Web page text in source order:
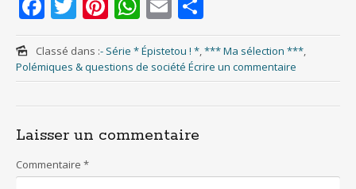
ac
e
b
o
o
k
w
itt
er
nt
er
e
st
h
at
s
A
p
m
ai
l
h
ar
e
Classé dans :- Série * Épistetou ! *,*** Ma sélection ***,
Polémiques & questions de société Écrire un commentaire
Laisser un commentaire
Commentaire *